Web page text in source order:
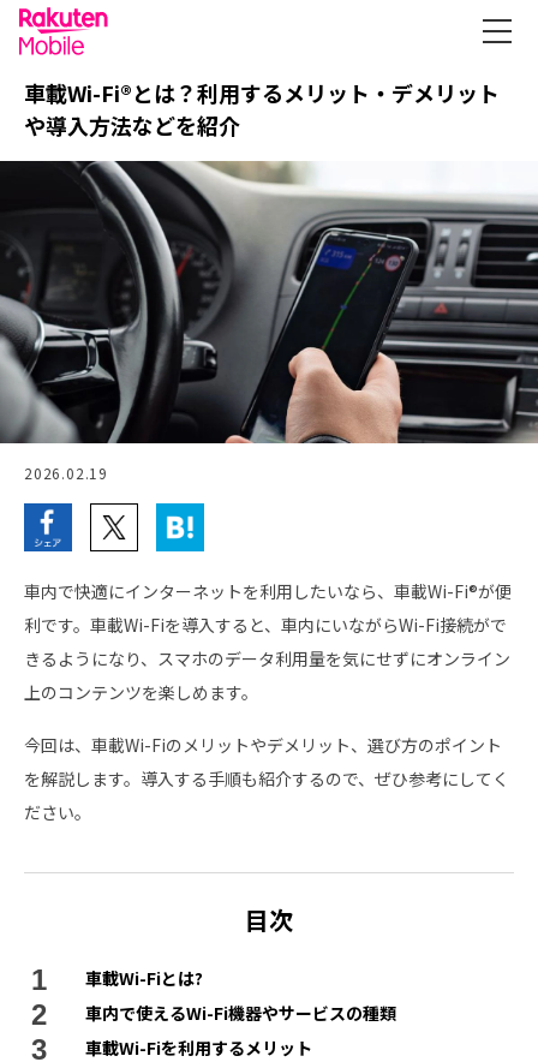
車載Wi-Fi®とは？利用するメリット・デメリット
や導入方法などを紹介
2026.02.19
車内で快適にインターネットを利用したいなら、車載Wi-Fi®が便
利です。車載Wi-Fiを導入すると、車内にいながらWi-Fi接続がで
きるようになり、スマホのデータ利用量を気にせずにオンライン
上のコンテンツを楽しめます。
今回は、車載Wi-Fiのメリットやデメリット、選び方のポイント
を解説します。導入する手順も紹介するので、ぜひ参考にしてく
ださい。
目次
車載Wi-Fiとは?
車内で使えるWi-Fi機器やサービスの種類
車載Wi-Fiを利用するメリット